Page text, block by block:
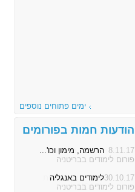
ימים פתוחים נוספים
הודעות חמות בפורומים
8.11.17 הרשמה, מימון וכו'...
פורום לימודים בבריטניה
30.10.17לימודים באנגליה
פורום לימודים בבריטניה